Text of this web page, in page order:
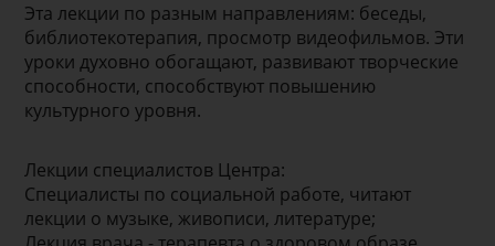
Эта лекции по разным направлениям: беседы,
библиотекотерапия, просмотр видеофильмов. Эти
уроки духовно обогащают, развивают творческие
способности, способствуют повышению
культурного уровня.
Лекции специалистов Центра:
Специалисты по социальной работе, читают
лекции о музыке, живописи, литературе;